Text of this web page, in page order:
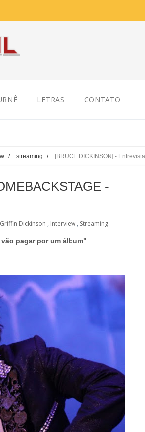
LETRAS CONTATO
/ streaming /
[BRUCE DICKINSON] - Entrevista
-
Griffin Dickinson , Interview , Streaming
pagar por um álbum"